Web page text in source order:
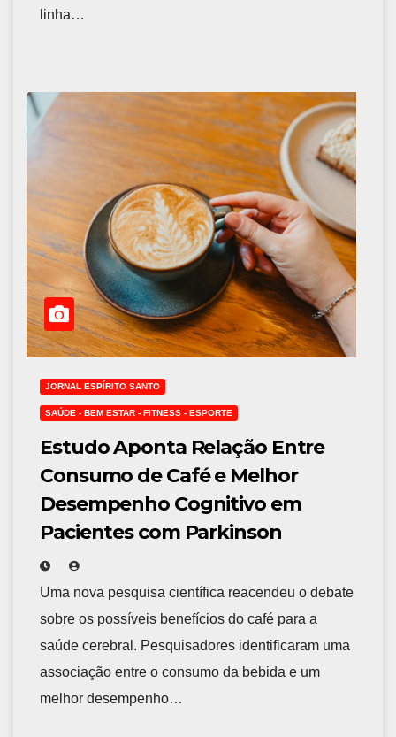
linha…
JORNAL ESPÍRITO SANTO
SAÚDE - BEM ESTAR - FITNESS - ESPORTE
Estudo Aponta Relação Entre
Consumo de Café e Melhor
Desempenho Cognitivo em
Pacientes com Parkinson
Uma nova pesquisa científica reacendeu o debate
sobre os possíveis benefícios do café para a
saúde cerebral. Pesquisadores identificaram uma
associação entre o consumo da bebida e um
melhor desempenho…